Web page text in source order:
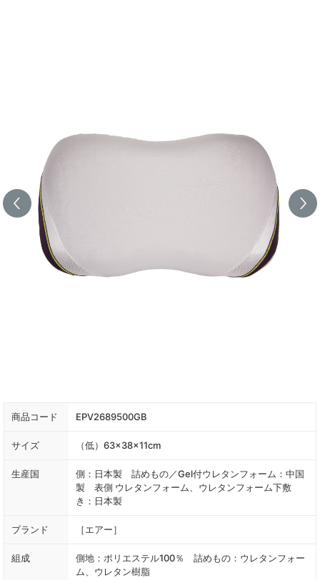
商品コード EPV2689500GB
サイズ （低）63×38×11cm
生産国
側：日本製 詰めもの／Gel付ウレタンフォーム：中国
製 表側 ウレタンフォーム、ウレタンフォーム下敷
き：日本製
ブランド ［エアー］
組成
側地：ポリエステル100％ 詰めもの：ウレタンフォー
ム、ウレタン樹脂